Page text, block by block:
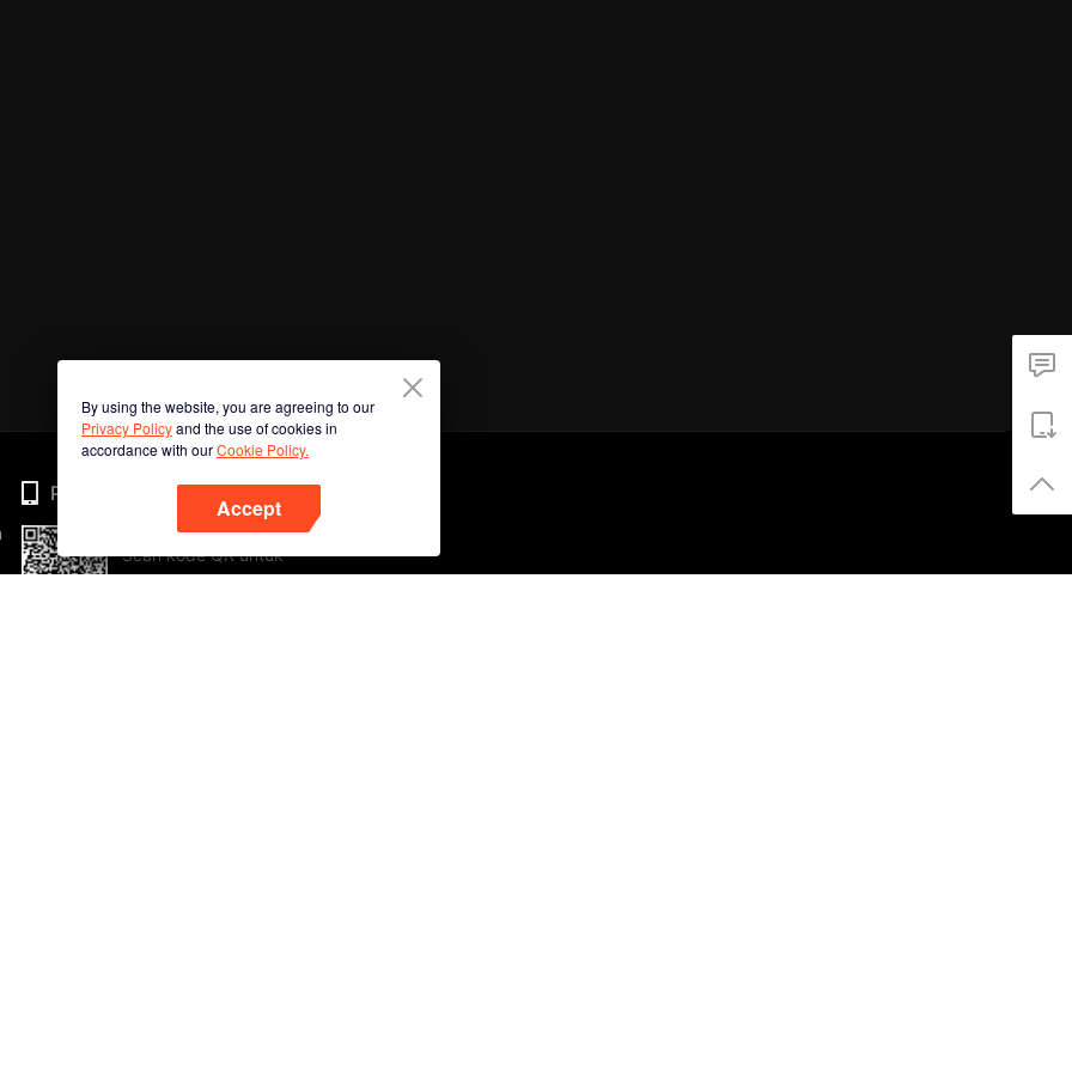
By using the website, you are agreeing to our
Privacy Policyand the use of cookies in
accordance with ourCookie Policy.
Accept
Phone
Scan kode QR untuk
mengunduh sekarang!